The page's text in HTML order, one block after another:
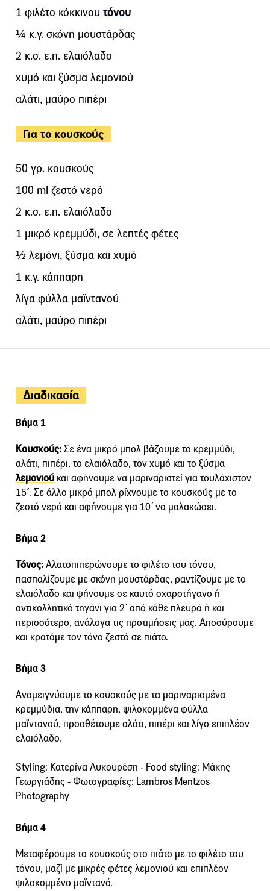
1 φιλέτο κόκκινου τόνου
¼ κ.γ. σκόνη μουστάρδας
2 κ.σ. ε.π. ελαιόλαδο
χυμό και ξύσμα λεμονιού
αλάτι, μαύρο πιπέρι
Για το κουσκούς
50 γρ. κουσκούς
100 ml ζεστό νερό
2 κ.σ. ε.π. ελαιόλαδο
1 μικρό κρεμμύδι, σε λεπτές φέτες
½ λεμόνι, ξύσμα και χυμό
1 κ.γ. κάππαρη
λίγα φύλλα μαϊντανού
αλάτι, μαύρο πιπέρι
Διαδικασία
Βήμα 1
Κουσκούς:Σε ένα μικρό μπολ βάζουμε το κρεμμύδι,
αλάτι, πιπέρι, το ελαιόλαδο, τον χυμό και το ξύσμα
λεμονιού και αφήνουμε να μαριναριστεί για τουλάχιστον
15΄. Σε άλλο μικρό μπολ ρίχνουμε το κουσκούς με το
ζεστό νερό και αφήνουμε για 10΄ να μαλακώσει.
Βήμα 2
Τόνος:Αλατοπιπερώνουμε το φιλέτο του τόνου,
πασπαλίζουμε με σκόνη μουστάρδας, ραντίζουμε με το
ελαιόλαδο και ψήνουμε σε καυτό σχαροτήγανο ή
αντικολλητικό τηγάνι για 2΄ από κάθε πλευρά ή και
περισσότερο, ανάλογα τις προτιμήσεις μας. Αποσύρουμε
και κρατάμε τον τόνο ζεστό σε πιάτο.
Βήμα 3
Αναμειγνύουμε το κουσκούς με τα μαριναρισμένα
κρεμμύδια, την κάππαρη, ψιλοκομμένα φύλλα
μαϊντανού, προσθέτουμε αλάτι, πιπέρι και λίγο επιπλέον
ελαιόλαδο.
Styling: Κατερίνα Λυκουρέση - Food styling: Μάκης
Γεωργιάδης - Φωτογραφίες: Lambros Mentzos
Photography
Βήμα 4
Μεταφέρουμε το κουσκούς στο πιάτο με το φιλέτο του
τόνου, μαζί με μικρές φέτες λεμονιού και επιπλέον
ψιλοκομμένο μαϊντανό.